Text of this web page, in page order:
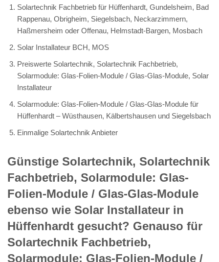
Solartechnik Fachbetrieb für Hüffenhardt, Gundelsheim, Bad
Rappenau, Obrigheim, Siegelsbach, Neckarzimmern,
Haßmersheim oder Offenau, Helmstadt-Bargen, Mosbach
Solar Installateur BCH, MOS
Preiswerte Solartechnik, Solartechnik Fachbetrieb,
Solarmodule: Glas-Folien-Module / Glas-Glas-Module, Solar
Installateur
Solarmodule: Glas-Folien-Module / Glas-Glas-Module für
Hüffenhardt – Wüsthausen, Kälbertshausen und Siegelsbach
Einmalige Solartechnik Anbieter
Günstige Solartechnik, Solartechnik
Fachbetrieb, Solarmodule: Glas-
Folien-Module / Glas-Glas-Module
ebenso wie Solar Installateur in
Hüffenhardt gesucht? Genauso für
Solartechnik Fachbetrieb,
Solarmodule: Glas-Folien-Module /